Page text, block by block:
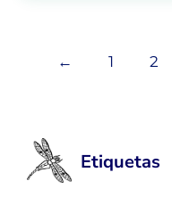
← 1 2
Etiquetas